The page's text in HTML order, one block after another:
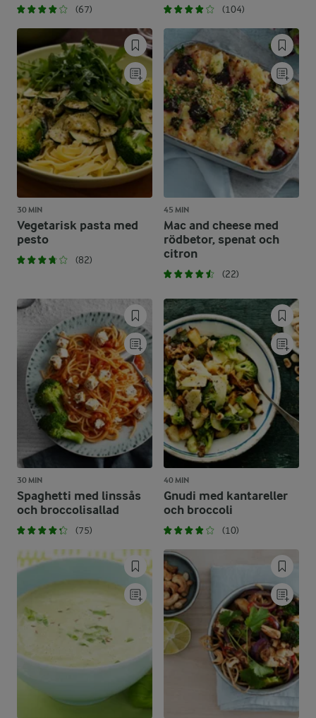
(67) (104)
30 MIN
Vegetarisk pasta med
pesto
(82)
45 MIN
Mac and cheese med
rödbetor, spenat och
citron
(22)
30 MIN
Spaghetti med linssås
och broccolisallad
(75)
40 MIN
Gnudi med kantareller
och broccoli
(10)